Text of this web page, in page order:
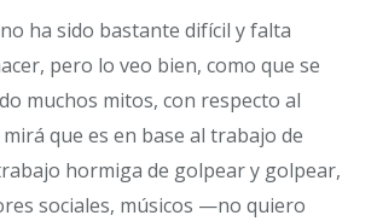
ha sido bastante difícil y falta
pero lo veo bien, como que se
muchos mitos, con respecto al
que es en base al trabajo de
hormiga de golpear y golpear,
sociales, músicos —no quiero